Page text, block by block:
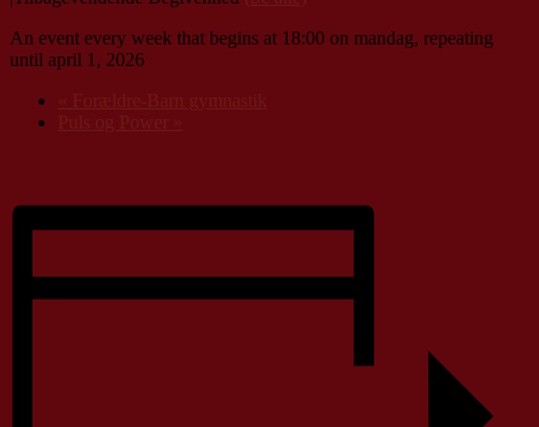
An event every week that begins at 18:00 on mandag, repeating
until april 1, 2026